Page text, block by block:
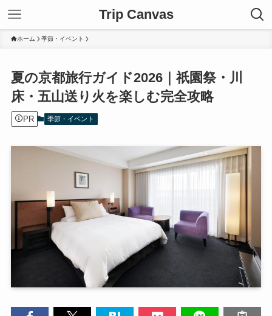
Trip Canvas
ホーム 季節・イベント
夏の京都旅行ガイド2026｜祇園祭・川
床・五山送り火を楽しむ完全攻略
PR 季節・イベント